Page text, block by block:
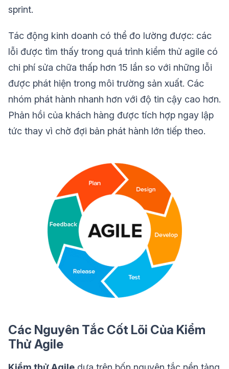
sprint.
Tác động kinh doanh có thể đo lường được: các
lỗi được tìm thấy trong quá trình kiểm thử agile có
chi phí sửa chữa thấp hơn 15 lần so với những lỗi
được phát hiện trong môi trường sản xuất. Các
nhóm phát hành nhanh hơn với độ tin cậy cao hơn.
Phản hồi của khách hàng được tích hợp ngay lập
tức thay vì chờ đợi bản phát hành lớn tiếp theo.
Các Nguyên Tắc Cốt Lõi Của Kiểm
Thử Agile